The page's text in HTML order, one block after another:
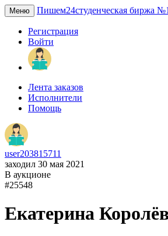
Меню Пишем24студенческая биржа №1
Регистрация
Войти
Лента заказов
Исполнители
Помощь
user203815711
заходил 30 мая 2021
В аукционе
#25548
Екатерина